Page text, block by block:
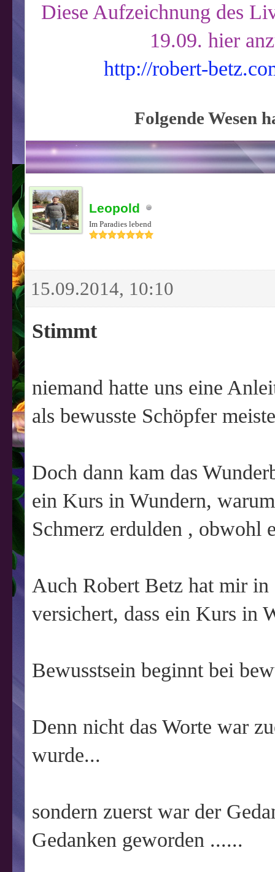
Diese Aufzeichnung des
19.09. hier
http://robert-
Folgende Wesen
Leopold
Im Paradies lebend
15.09.2014, 10:10
Stimmt
niemand hatte uns eine
als bewusste Schöpfer
Doch dann kam das
ein Kurs in Wundern,
Schmerz erdulden , obwohl
Auch Robert Betz hat mir
versichert, dass ein Kurs in
Bewusstsein beginnt bei
Denn nicht das Worte war
wurde...
sondern zuerst war der
Gedanken geworden ......